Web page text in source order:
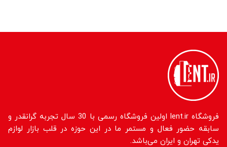
فروشگاه lent.ir اولین فروشگاه رسمی با 30 سال تجربه گرانقدر و
سابقه حضور فعال و مستمر ما در این حوزه در قلب بازار لوازم
یدکی تهران و ایران می‌باشد.